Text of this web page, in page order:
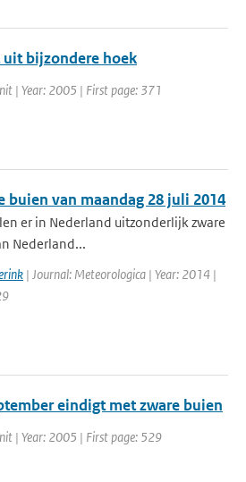
bijzondere hoek
| Year: 2005 | First page: 371
buien van maandag 28 juli 2014
er in Nederland uitzonderlijk zware
Nederland...
| Journal: Meteorologica | Year: 2014 |
eindigt met zware buien
| Year: 2005 | First page: 529